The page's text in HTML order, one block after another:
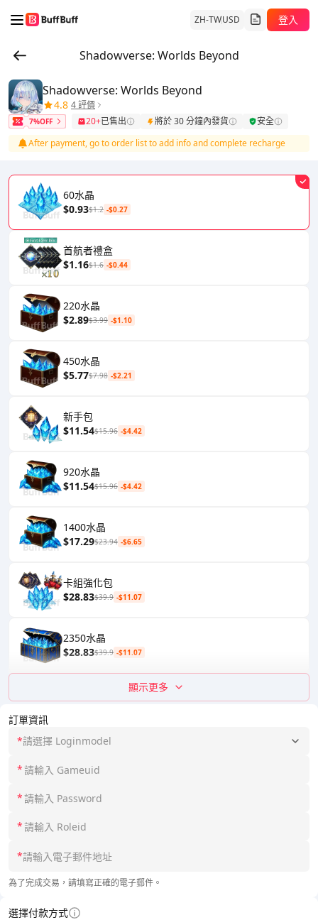
ZH-TWUSD 登入
Shadowverse: Worlds Beyond
訂單資訊
*請選擇 Loginmodel
*
*
*
*
為了完成交易，請填寫正確的電子郵件。
選擇付款方式
Shadowverse: Worlds Beyond
4.8 4 評價
7%OFF 20+已售出 將於 30 分鐘內發貨
安全
After payment, go to order list to add info and complete recharge
60水晶
$0.93$1.2 -$0.27
首航者禮盒
$1.16$1.6 -$0.44
220水晶
$2.89$3.99 -$1.10
450水晶
$5.77$7.98 -$2.21
新手包
$11.54$15.96 -$4.42
920水晶
$11.54$15.96 -$4.42
1400水晶
$17.29$23.94 -$6.65
卡組強化包
$28.83$39.9 -$11.07
2350水晶
$28.83$39.9 -$11.07
顯示更多